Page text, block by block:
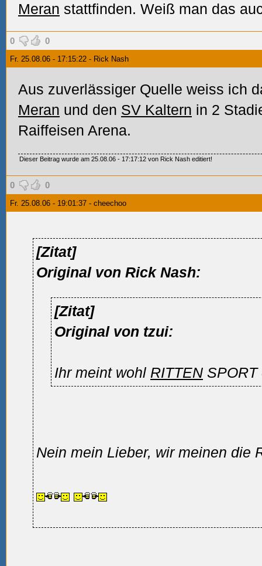
Meran stattfinden. Weiß man das
0 0
Fr. 25.08.06 - 17:15:22 - Rick Nash
Aus zuverlässiger Quelle weiss ich
Meran und den SV Kaltern in 2
Raiffeisen Arena.
Dieser Beitrag wurde am 25.08.06 - 17:17:12 von Rick Nash editiert!
0 0
Fr. 25.08.06 - 19:01:37 - cheechoo
[Zitat]
Original von Rick Nash:
[Zitat]
Original von tzui:
Ihr meint wohl RITTEN
Nein mein Lieber, wir meinen die